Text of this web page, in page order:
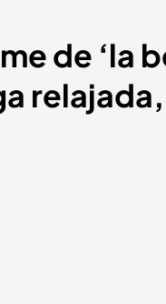
de ‘la